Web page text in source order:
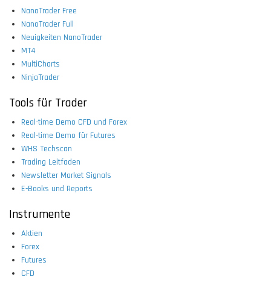
NanoTrader Free
NanoTrader Full
Neuigkeiten NanoTrader
MT4
MultiCharts
NinjaTrader
Tools für Trader
Real-time Demo CFD und Forex
Real-time Demo für Futures
WHS Techscan
Trading Leitfaden
Newsletter Market Signals
E-Books und Reports
Instrumente
Aktien
Forex
Futures
CFD